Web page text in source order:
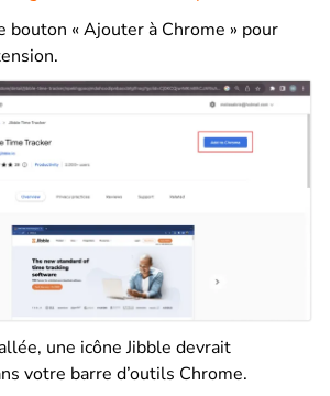
bouton « Ajouter à Chrome » pour
une icône Jibble devrait
votre barre d’outils Chrome.